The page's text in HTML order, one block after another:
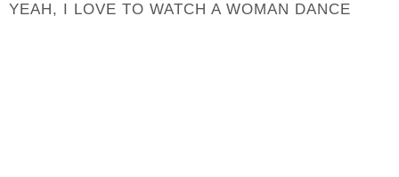
YEAH, I LOVE TO WATCH A WOMAN DANCE